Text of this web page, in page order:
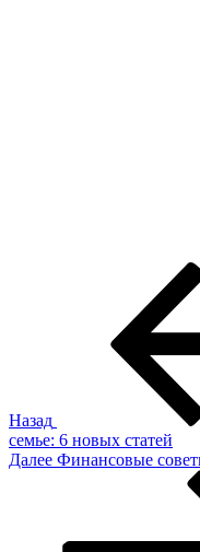
Назад
семье: 6 новых статей
Следующая
Далее Финансовые